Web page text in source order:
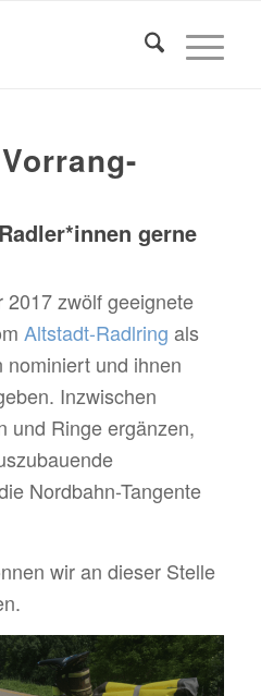
gerne
zwölf geeignete
Altstadt-Radlring als
nominiert und ihnen
Inzwischen
und Ringe ergänzen,
Nordbahn-Tangente
wir an dieser Stelle